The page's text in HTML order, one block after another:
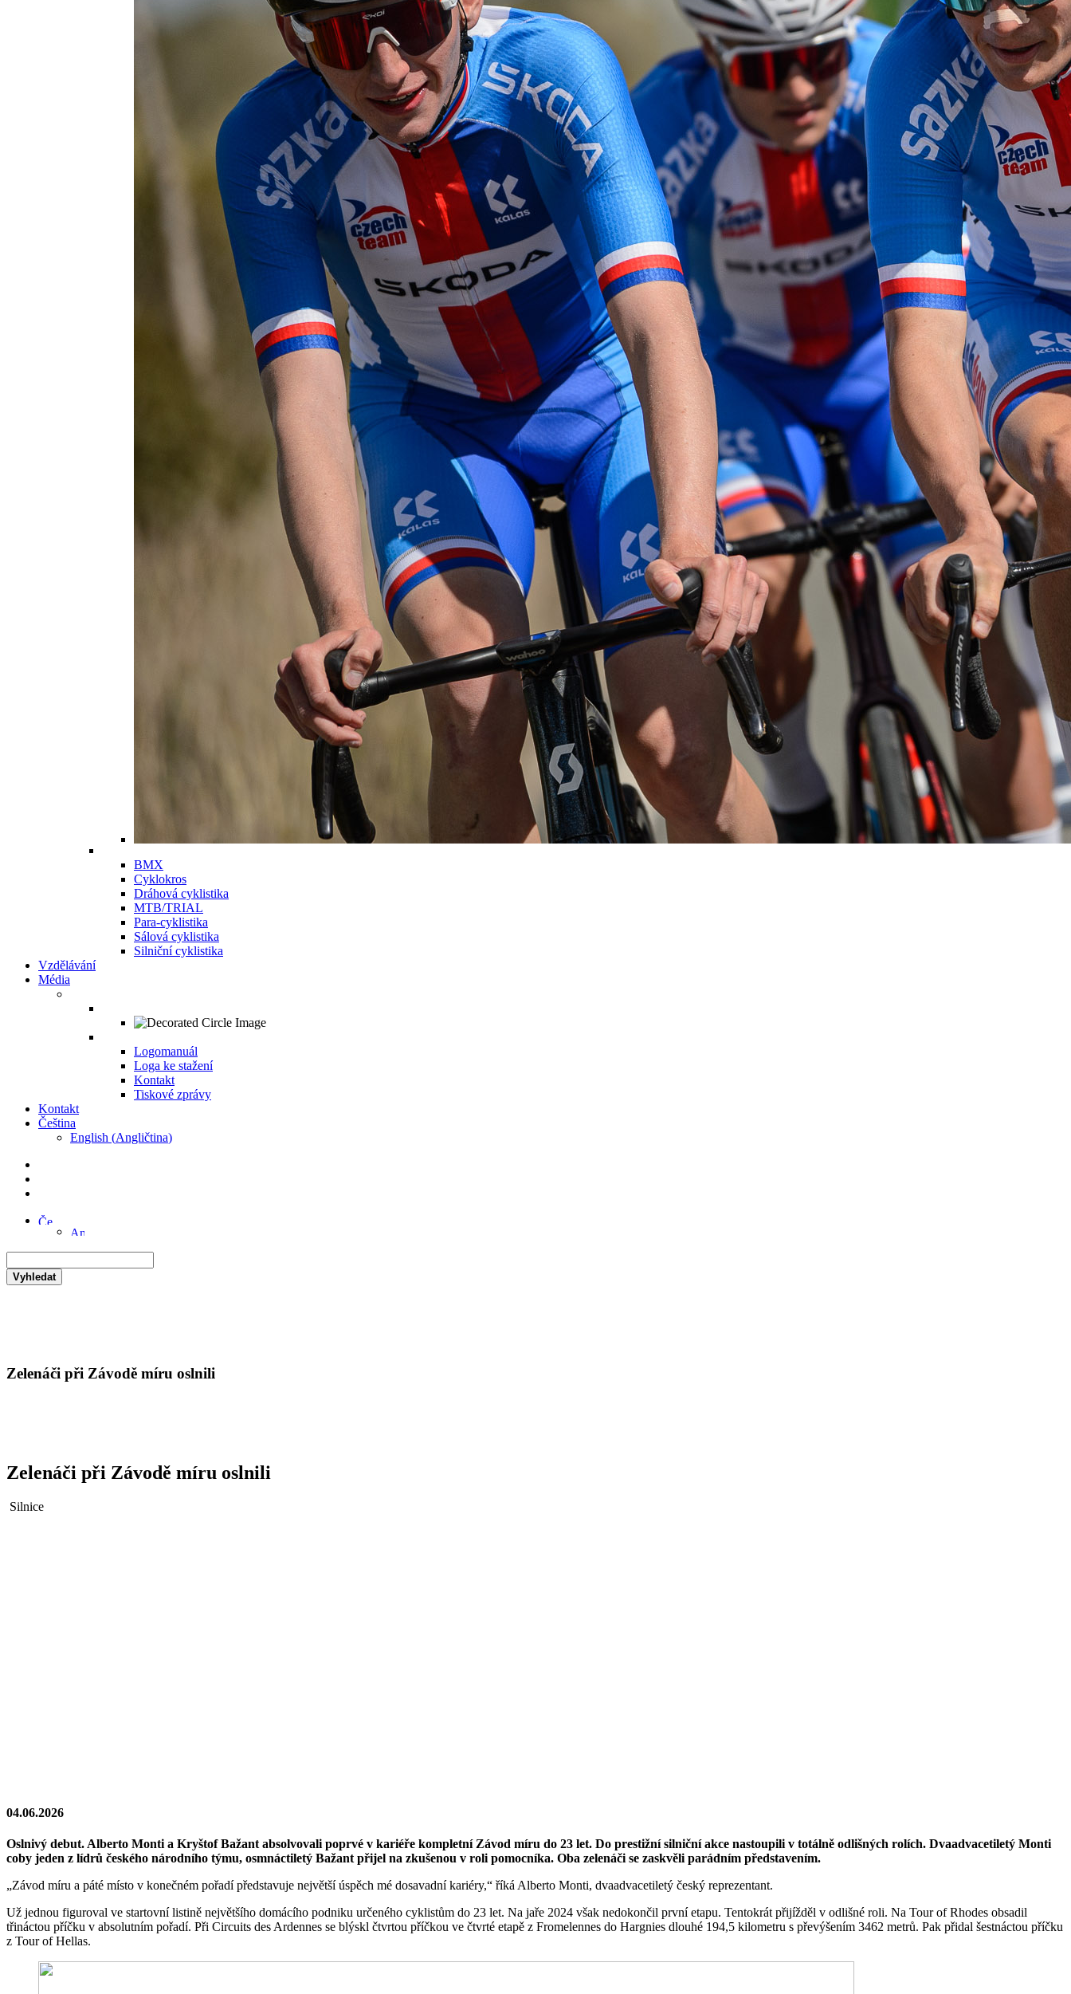
BMX
Cyklokros
Dráhová cyklistika
MTB/TRIAL
Para-cyklistika
Sálová cyklistika
Silniční cyklistika
Vzdělávání
Média
Logomanuál
Loga ke stažení
Kontakt
Tiskové zprávy
Kontakt
Čeština
English (Angličtina)
Vyhledat
Zelenáči při Závodě míru oslnili
Zelenáči při Závodě míru oslnili
Silnice
04.06.2026
Oslnivý debut. Alberto Monti a Kryštof Bažant absolvovali poprvé v kariéře kompletní Závod míru do 23 let. Do prestižní silniční akce nastoupili v totálně odlišných rolích. Dvaadvacetiletý Monti
coby jeden z lídrů českého národního týmu, osmnáctiletý Bažant přijel na zkušenou v roli pomocníka. Oba zelenáči se zaskvěli parádním představením.
„Závod míru a páté místo v konečném pořadí představuje největší úspěch mé dosavadní kariéry,“ říká Alberto Monti, dvaadvacetiletý český reprezentant.
Už jednou figuroval ve startovní listině největšího domácího podniku určeného cyklistům do 23 let. Na jaře 2024 však nedokončil první etapu. Tentokrát přijížděl v odlišné roli. Na Tour of Rhodes obsadil
třináctou příčku v absolutním pořadí. Při Circuits des Ardennes se blýskl čtvrtou příčkou ve čtvrté etapě z Fromelennes do Hargnies dlouhé 194,5 kilometru s převýšením 3462 metrů. Pak přidal šestnáctou příčku
z Tour of Hellas.